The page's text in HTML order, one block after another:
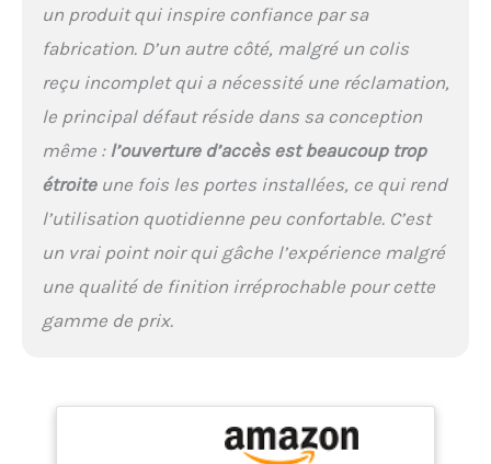
QUALITÉ PREMIUM :
produit de qualité à petit
gamme. Verre de sécurité
testé conformément aux
normes
un produit qui inspire confiance par sa
fabrication. D’un autre côté, malgré un colis
reçu incomplet qui a nécessité une réclamation,
le principal défaut réside dans sa conception
même : l’ouverture d’accès est beaucoup trop
étroiteune fois les portes installées, ce qui rend
l’utilisation quotidienne peu confortable. C’est
un vrai point noir qui gâche l’expérience malgré
une qualité de finition irréprochable pour cette
gamme de prix.